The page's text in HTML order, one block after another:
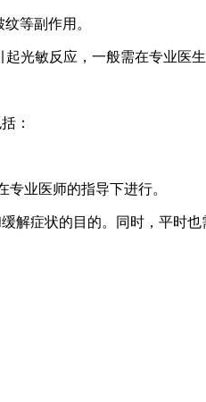
等副作用。
光敏反应，一般需在专业医生
：
业医师的指导下进行。
解症状的目的。同时，平时